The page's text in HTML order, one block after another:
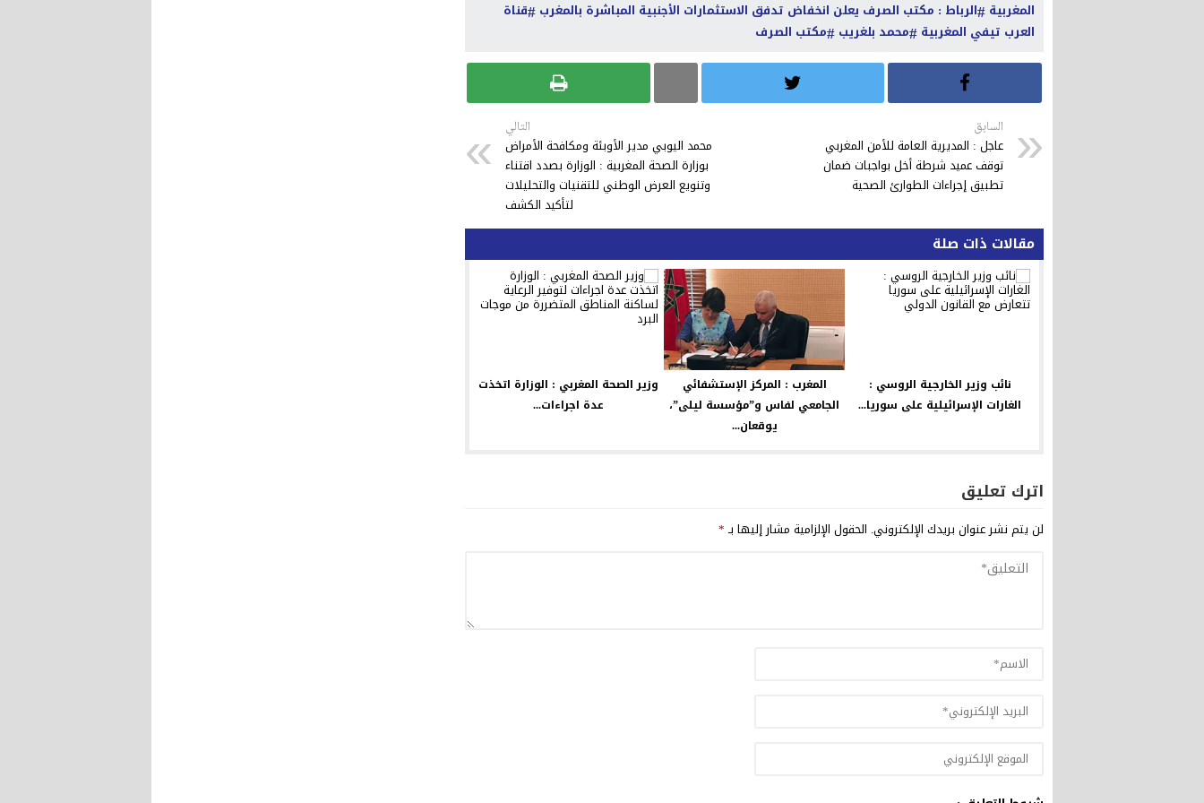
المغربية الرباط : مكتب الصرف يعلن انخفاض تدفق الاستثمارات الأجنبية المباشرة بالمغرب قناة
العرب تيفي المغربية محمد بلغريب مكتب الصرف
السابق
عاجل : المديرية العامة للأمن المغربي
توقف عميد شرطة أخل بواجبات ضمان
تطبيق إجراءات الطوارئ الصحية
التالي
محمد اليوبي مدير الأوبئة ومكافحة الأمراض
بوزارة الصحة المغربية : الوزارة بصدد اقتناء
وتنويع العرض الوطني للتقنيات والتحليلات
لتأكيد الكشف
مقالات ذات صلة
نائب وزير الخارجية الروسي :
الغارات الإسرائيلية على سوريا...
المغرب : المركز الإستشفائي
الجامعي لفاس و”مؤسسة ليلى”،
يوقعان...
وزير الصحة المغربي : الوزارة اتخذت
عدة اجراءات...
اترك تعليق
لن يتم نشر عنوان بريدك الإلكتروني. الحقول الإلزامية مشار إليها بـ*